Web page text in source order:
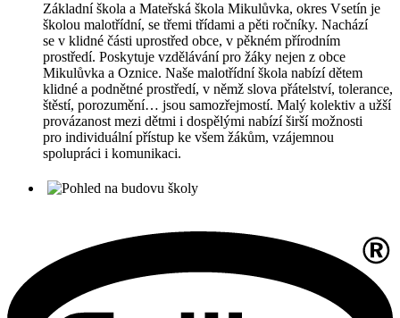
Základní škola a Mateřská škola Mikulůvka, okres Vsetín je
školou malotřídní, se třemi třídami a pěti ročníky. Nachází
se v klidné části uprostřed obce, v pěkném přírodním
prostředí. Poskytuje vzdělávání pro žáky nejen z obce
Mikulůvka a Oznice. Naše malotřídní škola nabízí dětem
klidné a podnětné prostředí, v němž slova přátelství, tolerance,
štěstí, porozumění… jsou samozřejmostí. Malý kolektiv a užší
provázanost mezi dětmi i dospělými nabízí širší možnosti
pro individuální přístup ke všem žákům, vzájemnou
spolupráci i komunikaci.